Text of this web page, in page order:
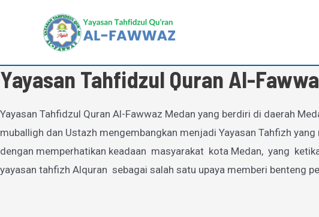
Yayasan Tahfidzul Quran Al-
Yayasan Tahfidzul Quran Al-Fawwaz Medan yang berdiri di daerah
muballigh dan Ustazh mengembangkan menjadi Yayasan Tahfizh
dengan memperhatikan keadaan masyarakat kota Medan, yang
yayasan tahfizh Alquran sebagai salah satu upaya memberi benteng